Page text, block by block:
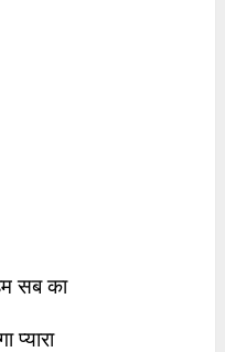
सब का
प्यारा